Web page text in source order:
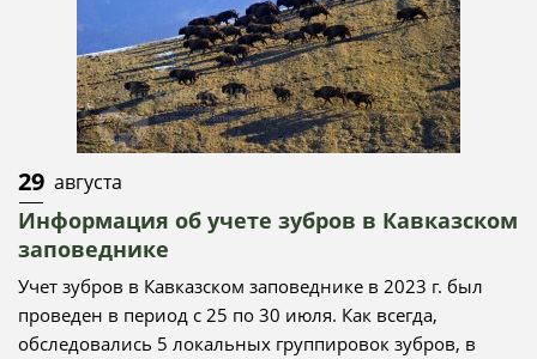
29 августа
Информация об учете зубров в Кавказском
заповеднике
Учет зубров в Кавказском заповеднике в 2023 г. был
проведен в период с 25 по 30 июля. Как всегда,
обследовались 5 локальных группировок зубров, в